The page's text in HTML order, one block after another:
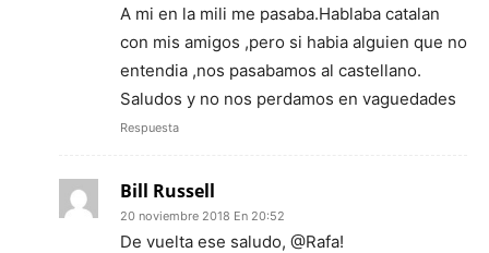
A mi en la mili me pasaba.Hablaba catalan
con mis amigos ,pero si habia alguien que no
entendia ,nos pasabamos al castellano.
Saludos y no nos perdamos en vaguedades
Respuesta
Bill Russell
20 noviembre 2018 En 20:52
De vuelta ese saludo, @Rafa!